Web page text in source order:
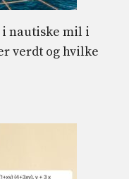
i nautiske mil i
verdt og hvilke